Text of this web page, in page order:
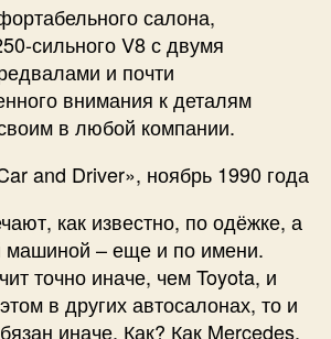
салона,
сильного V8 с двумя
и почти
внимания к деталям
в любой компании.
and Driver», ноябрь 1990 года
как известно, по одёжке, а
машиной – еще и по имени.
точно иначе, чем Toyota, и
в других автосалонах, то и
иначе. Как? Как Mercedes.